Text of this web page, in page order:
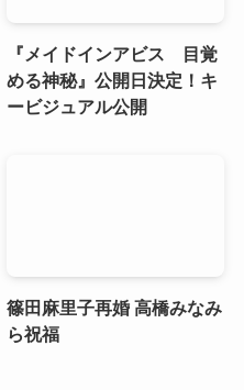
『メイドインアビス 目覚
める神秘』公開日決定！キ
ービジュアル公開
篠田麻里子再婚 高橋みなみ
ら祝福